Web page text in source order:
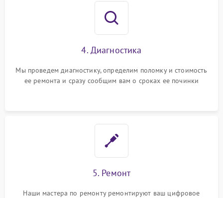
4. Диагностика
Мы проведем диагностику, определим поломку и стоимость
ее ремонта и сразу сообщим вам о сроках ее починки
5. Ремонт
Наши мастера по ремонту ремонтируют ваш цифровое